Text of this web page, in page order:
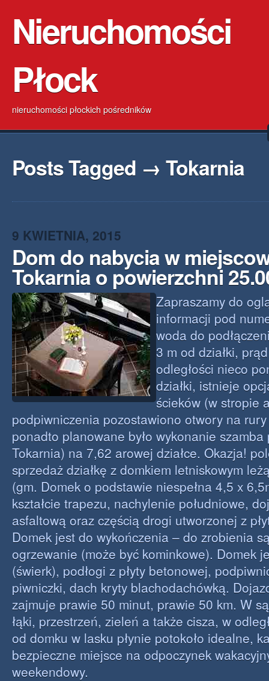
Nieruchomości
Płock
nieruchomości płockich pośredników
Posts Tagged → Tokarnia
9 KWIETNIA, 2015
Dom do nabycia w
Tokarnia o powierzchni
Zapraszamy do
informacji pod
woda do
3 m od działki,
odległości nieco
działki, istnieje
ścieków (w stropie
podpiwniczenia pozostawiono otwory na rury
ponadto planowane było wykonanie
Tokarnia) na 7,62 arowej działce. Okazja!
sprzedaż działkę z domkiem letniskowym
(gm. Domek o podstawie niespełna 4,5 x
kształcie trapezu, nachylenie południowe,
asfaltową oraz częścią drogi utworzonej z
Domek jest do wykończenia – do zrobienia
ogrzewanie (może być kominkowe). Domek
(świerk), podłogi z płyty betonowej,
piwniczki, dach kryty blachodachówką.
zajmuje prawie 50 minut, prawie 50 km. W
łąki, przestrzeń, zieleń a także cisza, w
od domku w lasku płynie potokoło idealne,
bezpieczne miejsce na odpoczynek
weekendowy.